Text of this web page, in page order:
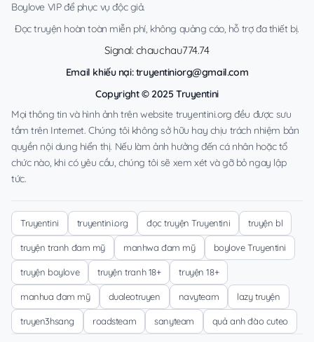
Boylove VIP để phục vụ độc giả.
Đọc truyện hoàn toàn miễn phí, không quảng cáo, hỗ trợ đa thiết bị.
Signal: chauchau774.74
Email khiếu nại:truyentiniorg@gmail.com
Copyright © 2025 Truyentini
Mọi thông tin và hình ảnh trên website truyentini.org đều được sưu
tầm trên Internet. Chúng tôi không sở hữu hay chịu trách nhiệm bản
quyền nội dung hiển thị. Nếu làm ảnh hưởng đến cá nhân hoặc tổ
chức nào, khi có yêu cầu, chúng tôi sẽ xem xét và gỡ bỏ ngay lập
tức.
Truyentini truyentini.org đọc truyện Truyentini truyện bl
truyện tranh đam mỹ manhwa đam mỹ boylove Truyentini
truyện boylove truyện tranh 18+ truyện 18+
manhua đam mỹ dualeotruyen navyteam lazy truyện
truyen3hsang roadsteam sanyteam quả anh đào cuteo